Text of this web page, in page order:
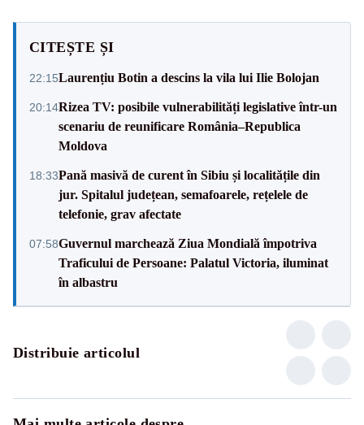
CITEȘTE ȘI
22:15Laurențiu Botin a descins la vila lui Ilie Bolojan
20:14Rizea TV: posibile vulnerabilități legislative într-un
scenariu de reunificare România–Republica
Moldova
18:33Pană masivă de curent în Sibiu și localitățile din
jur. Spitalul județean, semafoarele, rețelele de
telefonie, grav afectate
07:58Guvernul marchează Ziua Mondială împotriva
Traficului de Persoane: Palatul Victoria, iluminat
în albastru
Distribuie articolul